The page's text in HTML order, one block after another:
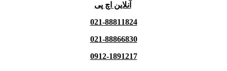
آنلاین اچ پی
021-88811824
021-88866830
0912-1891217